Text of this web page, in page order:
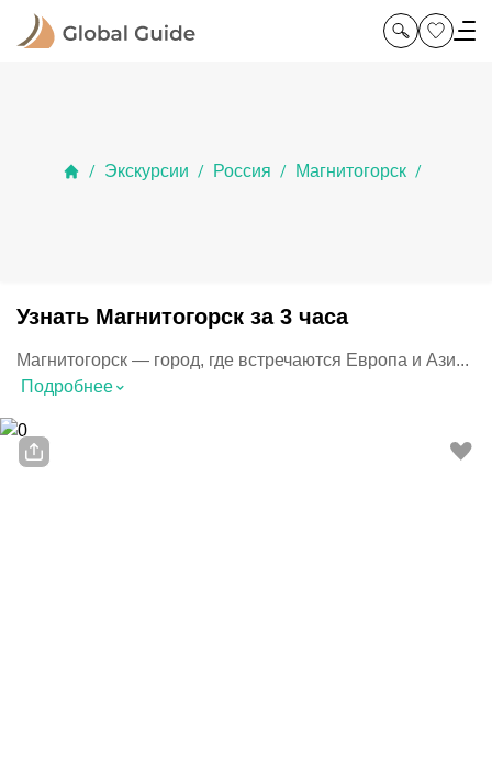
/ Экскурсии / Россия / Магнитогорск /
Узнать Магнитогорск за 3 часа
Магнитогорск — город, где встречаются Европа и Ази...
Подробнее⌃